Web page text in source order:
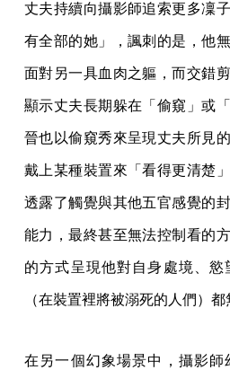
丈夫持續向攝影師追索更多凜
有全部的她」，諷刺的是，他
面對另一具血肉之軀，而交錯
顯示丈夫長期躲在「偷窺」或
晉也以偷窺秀來呈現丈夫所見
戴上某種裝置來「看得更清楚
透露了觸覺與其他五官感覺的
能力，最終甚至無法控制看的
的方式呈現他對自身處境、
（在裝置裡將被溺死的人們）都
在另一個幻象場景中，攝影師